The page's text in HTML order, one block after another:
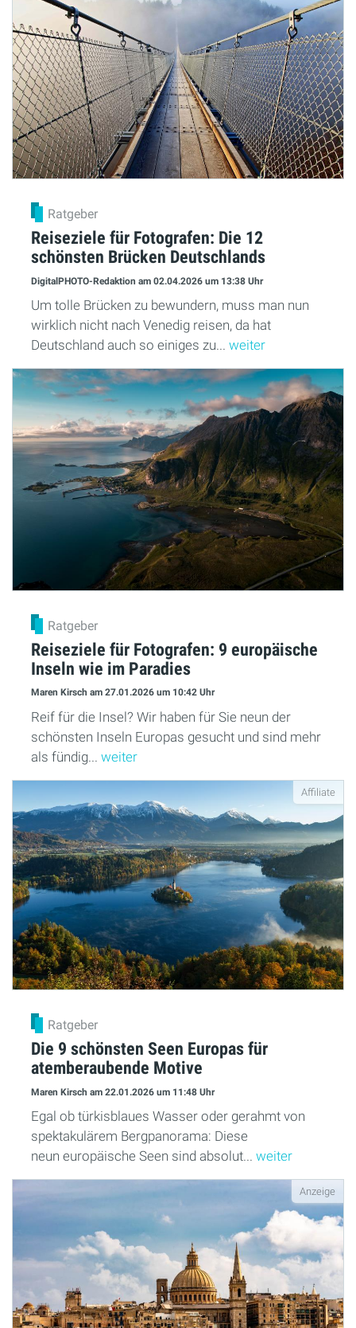
Ratgeber
Reiseziele für Fotografen: Die 12
schönsten Brücken Deutschlands
DigitalPHOTO-Redaktion am 02.04.2026 um 13:38 Uhr
Um tolle Brücken zu bewundern, muss man nun
wirklich nicht nach Venedig reisen, da hat
Deutschland auch so einiges zu... weiter
Ratgeber
Reiseziele für Fotografen: 9 europäische
Inseln wie im Paradies
Maren Kirsch am 27.01.2026 um 10:42 Uhr
Reif für die Insel? Wir haben für Sie neun der
schönsten Inseln Europas gesucht und sind mehr
als fündig... weiter
Affiliate
Ratgeber
Die 9 schönsten Seen Europas für
atemberaubende Motive
Maren Kirsch am 22.01.2026 um 11:48 Uhr
Egal ob türkisblaues Wasser oder gerahmt von
spektakulärem Bergpanorama: Diese
neun europäische Seen sind absolut... weiter
Anzeige